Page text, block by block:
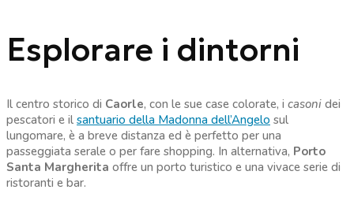
Esplorare i dintorni
Il centro storico di Caorle, con le sue case colorate, i casoni dei
pescatori e il santuario della Madonna dell’Angelo sul
lungomare, è a breve distanza ed è perfetto per una
passeggiata serale o per fare shopping. In alternativa, Porto
Santa Margherita offre un porto turistico e una vivace serie di
ristoranti e bar.